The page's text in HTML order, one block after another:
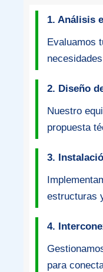
1. Análisis
Evaluamos
2. Diseño
Nuestro
propuesta
3.
estructuras
4.
para